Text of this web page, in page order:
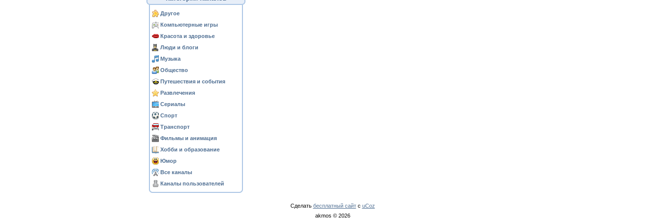
Другое
Компьютерные игры
Красота и здоровье
Люди и блоги
Музыка
Общество
Путешествия и события
Развлечения
Сериалы
Спорт
Транспорт
Фильмы и анимация
Хобби и образование
Юмор
Все каналы
Каналы пользователей
Сделать бесплатный сайтс uCoz
akmos © 2026